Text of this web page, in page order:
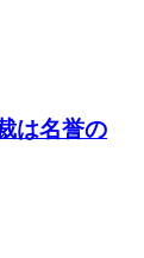
は名誉の